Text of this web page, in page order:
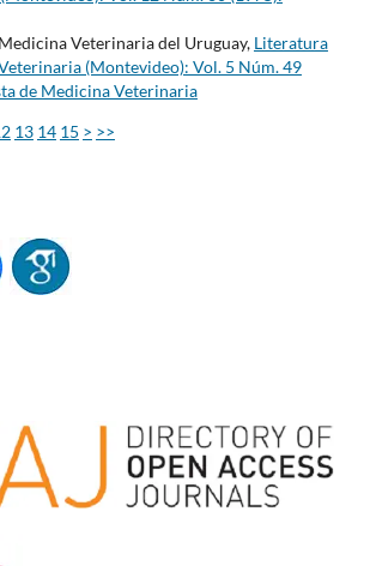
Veterinaria del Uruguay, Literatura
(Montevideo): Vol. 5 Núm. 49
de Medicina Veterinaria
13 14 15 > >>